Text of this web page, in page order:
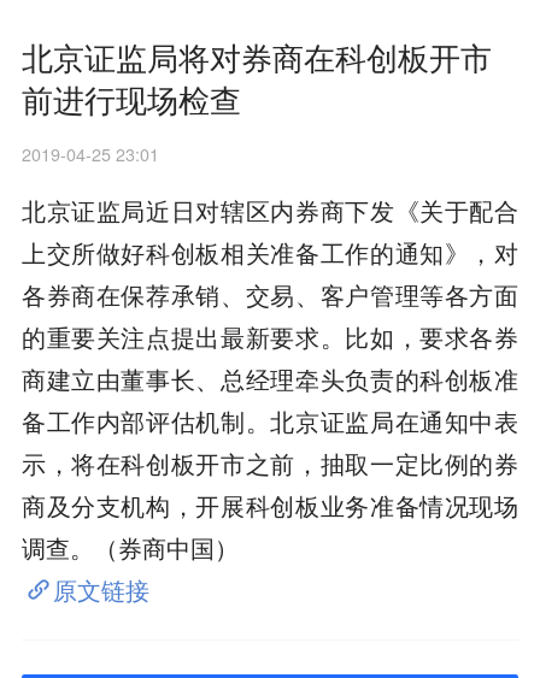
北京证监局将对券商在科创板开市
前进行现场检查
2019-04-25 23:01
北京证监局近日对辖区内券商下发《关于配合
上交所做好科创板相关准备工作的通知》，对
各券商在保荐承销、交易、客户管理等各方面
的重要关注点提出最新要求。比如，要求各券
商建立由董事长、总经理牵头负责的科创板准
备工作内部评估机制。北京证监局在通知中表
示，将在科创板开市之前，抽取一定比例的券
商及分支机构，开展科创板业务准备情况现场
调查。（券商中国）
原文链接